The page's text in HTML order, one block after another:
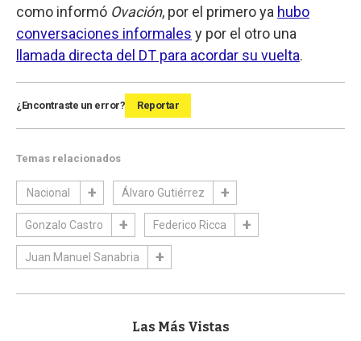
como informó Ovación, por el primero ya hubo
conversaciones informales y por el otro una
llamada directa del DT para acordar su vuelta.
¿Encontraste un error? Reportar
Temas relacionados
Nacional Álvaro Gutiérrez
Gonzalo Castro Federico Ricca
Juan Manuel Sanabria
Las Más Vistas